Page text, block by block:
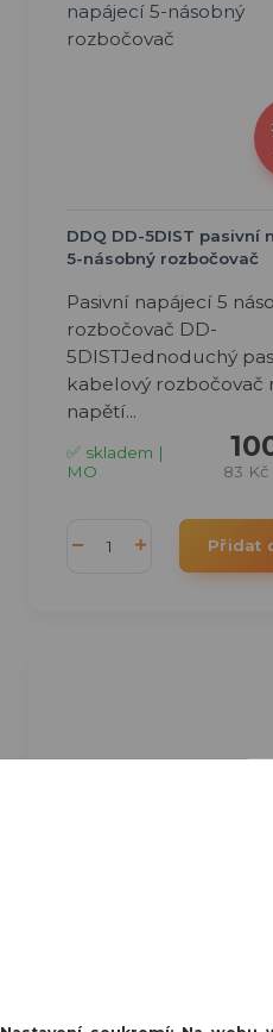
DDQ DD-5DIST pasivní
5-násobný rozbočovač
Pasivní napájecí 5
rozbočovač DD-
5DISTJednoduchý
kabelový rozbočovač
napětí...
83 Kč
✅ skladem |
MO
Přidat